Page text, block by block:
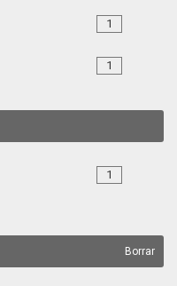
1
1
1
Borrar